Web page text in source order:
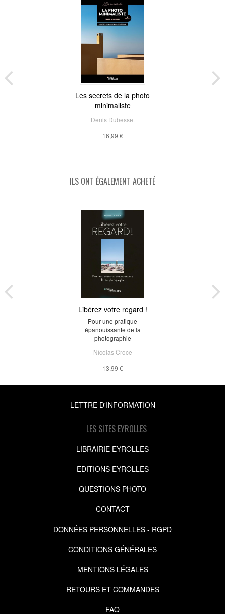
Les secrets de la photo
minimaliste
Denis Dubesset
16,99 €
ILS ONT ÉGALEMENT ACHETÉ
Libérez votre regard !
Pour une pratique
épanouissante de la
photographie
Nicolas Croce
13,99 €
LETTRE D'INFORMATION
LES SITES EYROLLES
LIBRAIRIE EYROLLES
EDITIONS EYROLLES
QUESTIONS PHOTO
CONTACT
DONNÉES PERSONNELLES - RGPD
CONDITIONS GÉNÉRALES
MENTIONS LÉGALES
RETOURS ET COMMANDES
FAQ